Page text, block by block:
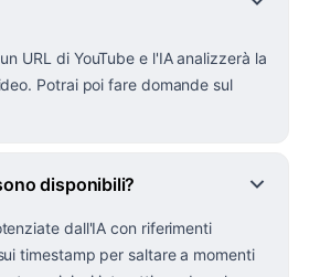
URL di YouTube e l'IA analizzerà la
Potrai poi fare domande sul
disponibili?
dall'IA con riferimenti
timestamp per saltare a momenti